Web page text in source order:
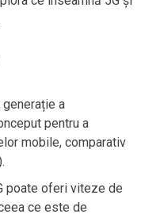
a
pentru a
mobile, comparativ
poate oferi viteze de
ce este de